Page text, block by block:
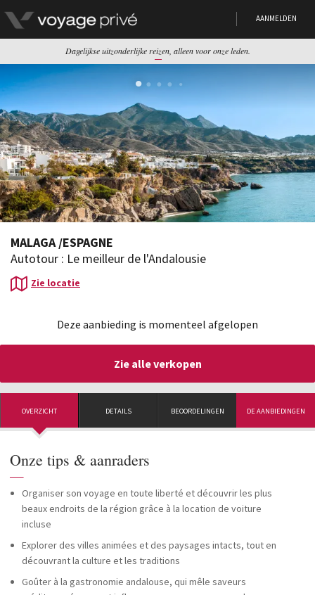
AANMELDEN
Dagelijkse uitzonderlijke reizen, alleen voor onze leden.
Deze aanbieding is momenteel afgelopen
Zie alle verkopen
MALAGA /ESPAGNE
Autotour : Le meilleur de l'Andalousie
Zie locatie
OVERZICHT DETAILS BEOORDELINGEN DE AANBIEDINGEN
Onze tips & aanraders
—
Organiser son voyage en toute liberté et découvrir les plus
beaux endroits de la région grâce à la location de voiture
incluse
Explorer des villes animées et des paysages intacts, tout en
découvrant la culture et les traditions
Goûter à la gastronomie andalouse, qui mêle saveurs